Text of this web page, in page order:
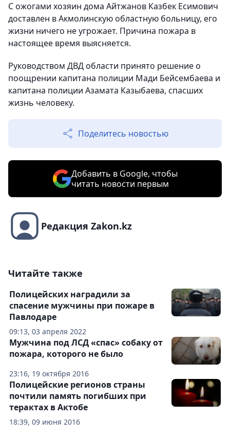
С ожогами хозяин дома Айтжанов Казбек Есимович
доставлен в Акмолинскую областную больницу, его
жизни ничего не угрожает. Причина пожара в
настоящее время выясняется.
Руководством ДВД области принято решение о
поощрении капитана полиции Мади Бейсембаева и
капитана полиции Азамата Казыбаева, спасших
жизнь человеку.
Поделитесь новостью
Добавить в Google, чтобы
читать новости первым
Редакция Zakon.kz
Читайте также
09:13, 03 апреля 2022
Полицейских наградили за
спасение мужчины при пожаре в
Павлодаре
23:16, 19 октября 2016
Мужчина под ЛСД «спас» собаку от
пожара, которого не было
18:39, 09 июня 2016
Полицейские регионов страны
почтили память погибших при
терактах в Актобе